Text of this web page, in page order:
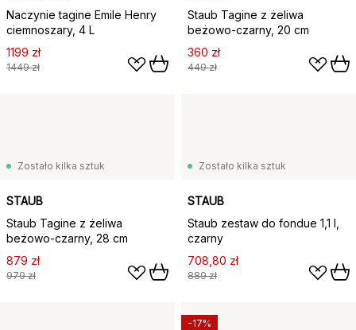
Naczynie tagine Emile Henry
ciemnoszary, 4 L
1199 zł
1449 zł
Staub Tagine z żeliwa
beżowo-czarny, 20 cm
360 zł
449 zł
Zostało kilka sztuk
STAUB
Staub Tagine z żeliwa
beżowo-czarny, 28 cm
879 zł
979 zł
Zostało kilka sztuk
STAUB
Staub zestaw do fondue 1,1 l,
czarny
708,80 zł
889 zł
-17%